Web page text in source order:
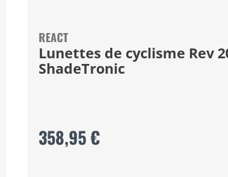
REACT
Lunettes de cyclisme Rev
ShadeTronic
358,95 €